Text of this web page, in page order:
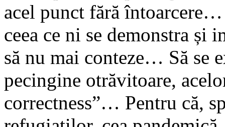
acel punct fără
ceea ce ni se demonstra și
să nu mai conteze… Să se
pecingine otrăvitoare,
correctness”… Pentru că,